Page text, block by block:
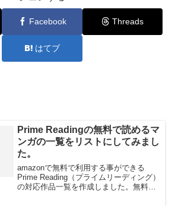
Facebook Threads
はてブ
Prime Readingの無料で読めるマ
ンガの一覧をリストにしてみまし
た。
amazonで無料で利用する事ができる
Prime Reading（プライムリーディング）
の対応作品一覧を作成しました。無料で